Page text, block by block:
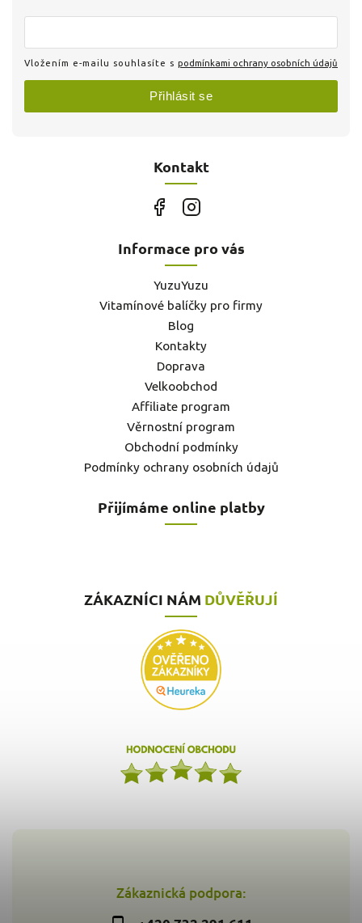
Zákaznická podpora:
Kontakt
Vložením e-mailu souhlasíte s podmínkami ochrany osobních údajů
Přihlásit se
Informace pro vás
YuzuYuzu
Vitamínové balíčky pro firmy
Blog
Kontakty
Doprava
Velkoobchod
Affiliate program
Věrnostní program
Obchodní podmínky
Podmínky ochrany osobních údajů
Přijímáme online platby
ZÁKAZNÍCI NÁM DŮVĚŘUJÍ